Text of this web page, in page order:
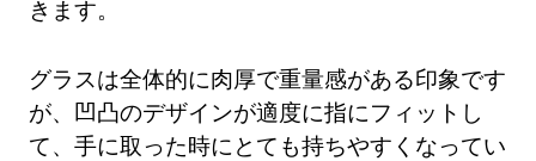
きます。
グラスは全体的に肉厚で重量感がある印象です
が、凹凸のデザインが適度に指にフィットし
て、手に取った時にとても持ちやすくなってい